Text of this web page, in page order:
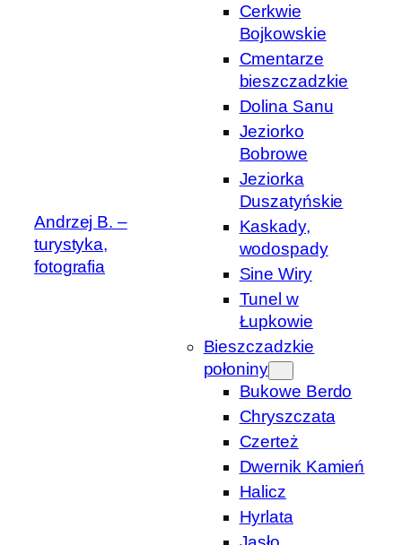
Andrzej B. –
turystyka,
fotografia
Cerkwie
Bojkowskie
Cmentarze
bieszczadzkie
Dolina Sanu
Jeziorko
Bobrowe
Jeziorka
Duszatyńskie
Kaskady,
wodospady
Sine Wiry
Tunel w
Łupkowie
Bieszczadzkie
połoniny
Bukowe Berdo
Chryszczata
Czerteż
Dwernik Kamień
Halicz
Hyrlata